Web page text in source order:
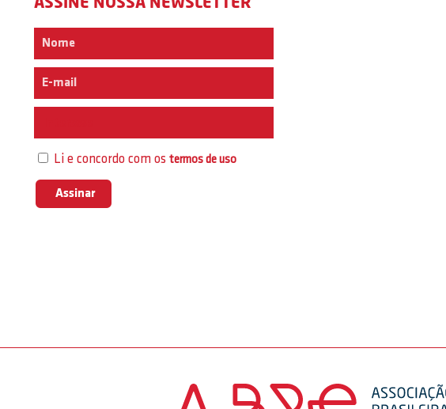
Li e concordo com ostermos de uso